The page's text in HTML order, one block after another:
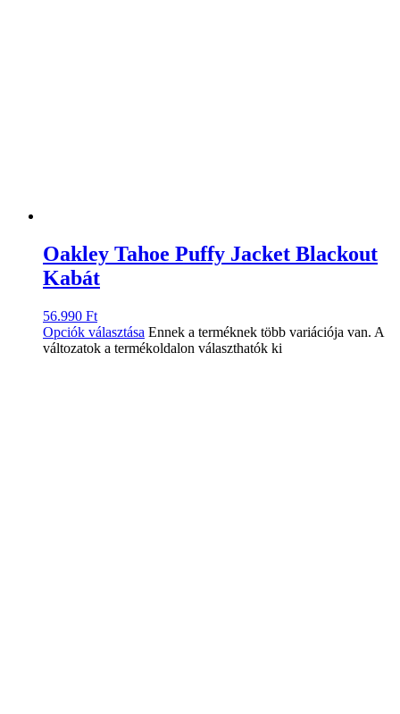
Oakley Tahoe Puffy Jacket Blackout
Kabát
56.990 Ft
Opciók választása Ennek a terméknek több variációja van. A
változatok a termékoldalon választhatók ki